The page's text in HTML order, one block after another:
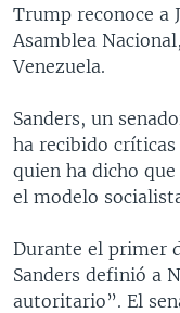
Trump reconoce a
Asamblea
Venezuela.
Sanders, un
ha recibido
quien ha dicho
el modelo
Durante el primer
Sanders definió a
autoritario”. El